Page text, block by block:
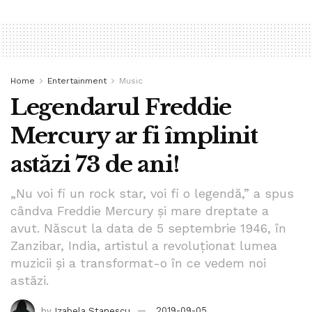
Home Entertainment Music
Legendarul Freddie
Mercury ar fi împlinit
astăzi 73 de ani!
„Nu voi fi un rock star, voi fi o legendă,” a spus
cândva Freddie Mercury și mare dreptate a
avut. Născut la data de 5 septembrie 1946, în
Zanzibar, India, artistul a revoluționat lumea
muzicii și a transformat-o în ce vedem noi
astăzi.